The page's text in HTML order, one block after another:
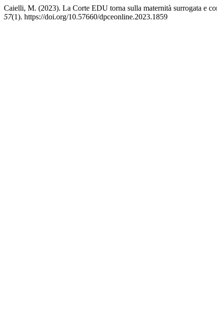
Caielli, M. (2023). La Corte EDU torna sulla maternità surrogata e
57(1). https://doi.org/10.57660/dpceonline.2023.1859